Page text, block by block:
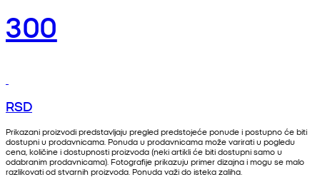
300
RSD
Prikazani proizvodi predstavljaju pregled predstojeće ponude i postupno će biti
dostupni u prodavnicama. Ponuda u prodavnicama može varirati u pogledu
cena, količine i dostupnosti proizvoda (neki artikli će biti dostupni samo u
odabranim prodavnicama). Fotografije prikazuju primer dizajna i mogu se malo
razlikovati od stvarnih proizvoda. Ponuda važi do isteka zaliha.